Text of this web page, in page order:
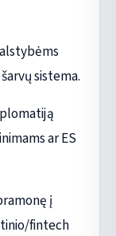
sistema.
ar ES
į
fintech